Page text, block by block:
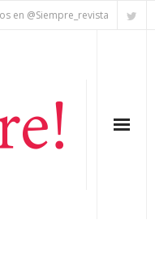
en @Siempre_revista